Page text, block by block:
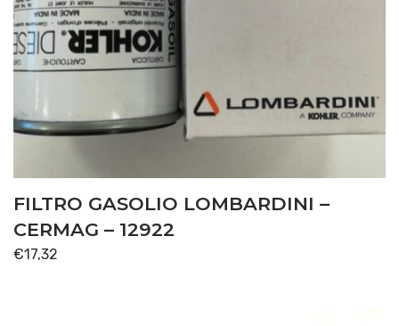
FILTRO GASOLIO LOMBARDINI –
CERMAG – 12922
€17,32